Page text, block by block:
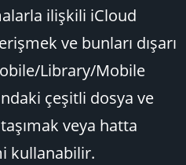
ilişkili iCloud
ve bunları dışarı
Library/Mobile
çeşitli dosya ve
veya hatta
kullanabilir.